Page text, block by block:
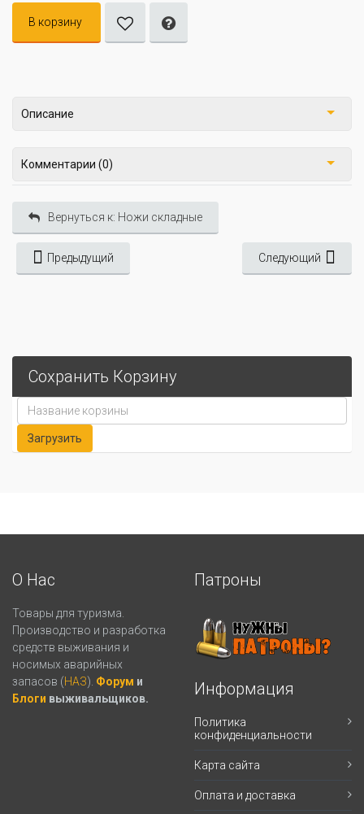
В корзину
Описание
Комментарии (0)
Вернуться к: Ножи складные
Предыдущий Следующий
Сохранить Корзину
О Нас
Товары для туризма.
Производство и разработка
средств выживания и
носимых аварийных
запасов (НАЗ). Форум и
Блоги выживальщиков.
Патроны
Информация
Политика
конфиденциальности
Карта сайта
Оплата и доставка